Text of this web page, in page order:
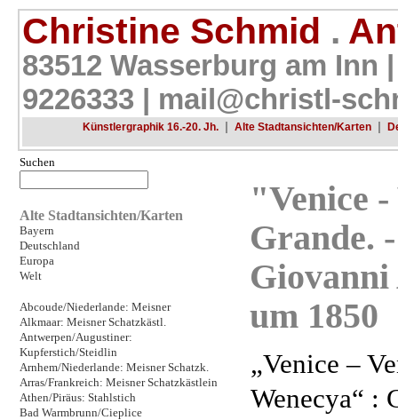
Christine Schmid .
83512 Wasserburg am Inn
9226333 | mail@christl-
Künstlergraphik 16.-20. Jh. | Alte Stadtansichten/Karten |
Suchen
Alte Stadtansichten/Karten
Bayern
Deutschland
Europa
Welt
Abcoude/Niederlande: Meisner
Alkmaar: Meisner Schatzkästl.
Antwerpen/Augustiner:
Kupferstich/Steidlin
Arnhem/Niederlande: Meisner Schatzk.
Arras/Frankreich: Meisner Schatzkästlein
Athen/Piräus: Stahlstich
Bad Warmbrunn/Cieplice
"Venice
Grande.
um 1850
„Venice –
Wenecya“ :